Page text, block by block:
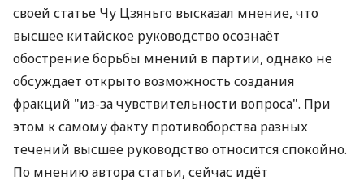
своей статье Чу Цзяньго высказал мнение, что
высшее китайское руководство осознаёт
обострение борьбы мнений в партии, однако не
обсуждает открыто возможность создания
фракций "из-за чувствительности вопроса". При
этом к самому факту противоборства разных
течений высшее руководство относится спокойно.
По мнению автора статьи, сейчас идёт